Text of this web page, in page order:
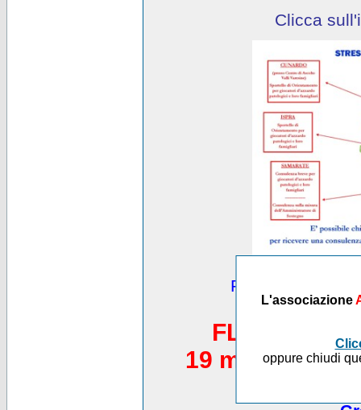
L'associazione
oppure chiudi
Clicca
Puoi vedere
FLASH
19 maggio